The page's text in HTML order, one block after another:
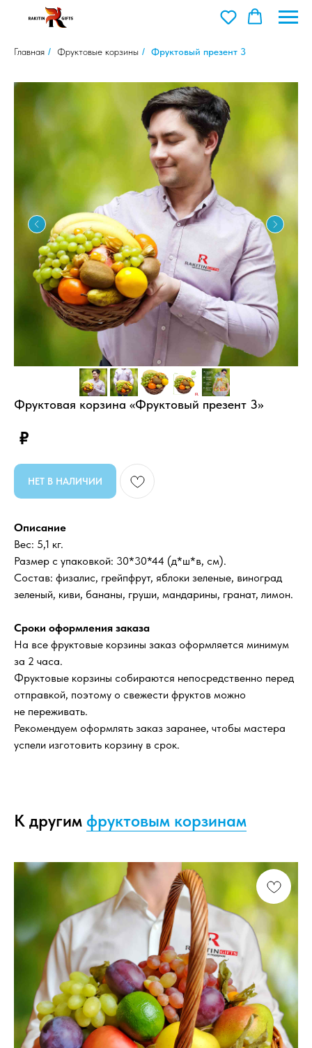
Главная / Фруктовые корзины / Фруктовый презент 3
Фруктовая корзина «Фруктовый презент 3»
₽
НЕТ В НАЛИЧИИ
Описание
Вес: 5,1 кг.
Размер с упаковкой: 30*30*44 (д*ш*в, см).
Состав: физалис, грейпфрут, яблоки зеленые, виноград
зеленый, киви, бананы, груши, мандарины, гранат, лимон.
Сроки оформления заказа
На все фруктовые корзины заказ оформляется минимум
за 2 часа.
Фруктовые корзины собираются непосредственно перед
отправкой, поэтому о свежести фруктов можно
не переживать.
Рекомендуем оформлять заказ заранее, чтобы мастера
успели изготовить корзину в срок.
К другим фруктовым корзинам